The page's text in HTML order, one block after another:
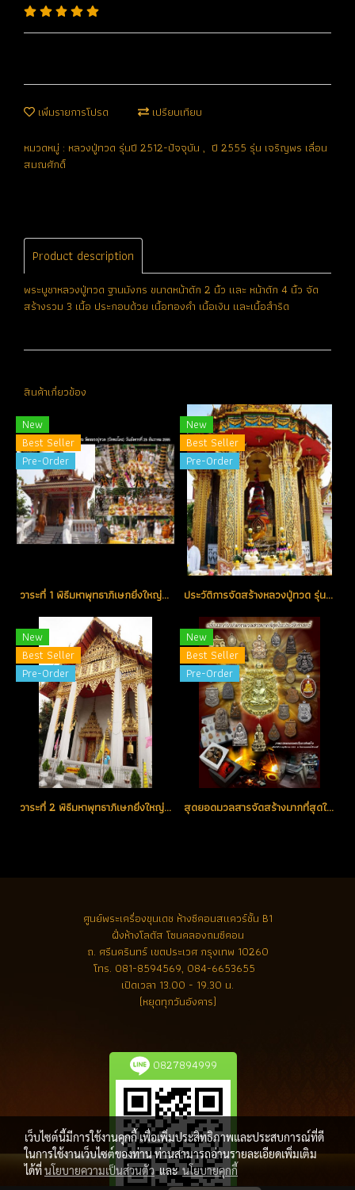
เพิ่มรายการโปรด เปรียบเทียบ
หมวดหมู่ : หลวงปู่ทวด รุ่นปี 2512-ปัจจุบัน , ปี 2555 รุ่น เจริญพร เลื่อน
สมณศักดิ์
Product description
พระบูชาหลวงปู่ทวด ฐานมังกร ขนาดหน้าตัก 2 นิ้ว และ หน้าตัก 4 นิ้ว จัด
สร้างรวม 3 เนื้อ ประกอบด้วย เนื้อทองคำ เนื้อเงิน และเนื้อสำริด
สินค้าเกี่ยวข้อง
New
Best Seller
Pre-Order
วาระที่ 1 พิธีมหาพุทธาภิเษกยิ่งใหญ่ วันมหาฤกษ์ วันอังคารที่ 25 ธันวาคม 2555 ณ วัดพะโคะ จ.สงขลา
New
Best Seller
Pre-Order
ประวัติการจัดสร้างหลวงปู่ทวด รุ่น เจริญพร เลื่อนสมณศักดิ์ พิธีบวงสรวงดวงวิญญาณหลวงปู่ทวดและพระอาจารย์ทิม ณ วิหารและสถูปหลวงปู่ทวด ณ วัดช้างให้
New
Best Seller
Pre-Order
วาระที่ 2 พิธีมหาพุทธาภิเษกยิ่งใหญ่ วันมหาฤกษ์ วันศุกร์ที่ 25 มกราคมม 2556 ณ พระอุโบสถ วัดเอี่ยมวรนุช กรุงเทพ
New
Best Seller
Pre-Order
สุดยอดมวลสารจัดสร้างมากที่สุดในประวัติศาสตร์
ศูนย์พระเครื่องขุนเดช ห้างซีคอนสแควร์ชั้น B1
ฝั่งห้างโลตัส โซนคลองถมซีคอน
ถ. ศรีนครินทร์ เขตประเวศ กรุงเทพ 10260
โทร. 081-8594569, 084-6653655
เปิดเวลา 13.00 - 19.30 น.
(หยุดทุกวันอังคาร)
0827894999
เว็บไซต์นี้มีการใช้งานคุกกี้ เพื่อเพิ่มประสิทธิภาพและประสบการณ์ที่ดี
ในการใช้งานเว็บไซต์ของท่าน ท่านสามารถอ่านรายละเอียดเพิ่มเติม
ได้ที่นโยบายความเป็นส่วนตัวและ นโยบายคุกกี้